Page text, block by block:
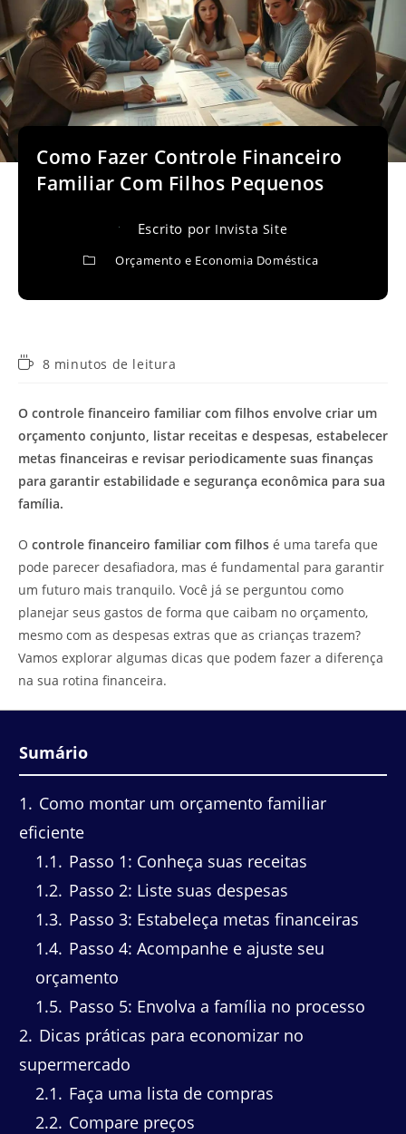
Como Fazer Controle Financeiro
Familiar Com Filhos Pequenos
Escrito por Invista Site
Orçamento e Economia Doméstica
Tempo8 minutos de leitura
O controle financeiro familiar com filhos envolve criar um
orçamento conjunto, listar receitas e despesas, estabelecer
metas financeiras e revisar periodicamente suas finanças
para garantir estabilidade e segurança econômica para sua
família.
O controle financeiro familiar com filhos é uma tarefa que
pode parecer desafiadora, mas é fundamental para garantir
um futuro mais tranquilo. Você já se perguntou como
planejar seus gastos de forma que caibam no orçamento,
mesmo com as despesas extras que as crianças trazem?
Vamos explorar algumas dicas que podem fazer a diferença
na sua rotina financeira.
Sumário
1
Como montar um orçamento familiar
eficiente
1.1
Passo 1: Conheça suas receitas
1.2 Passo 2: Liste suas despesas
1.3 Passo 3: Estabeleça metas financeiras
1.4 Passo 4: Acompanhe e ajuste seu
orçamento
1.5 Passo 5: Envolva a família no processo
2 Dicas práticas para economizar no
supermercado
2.1
Faça uma lista de compras
2.2 Compare preços